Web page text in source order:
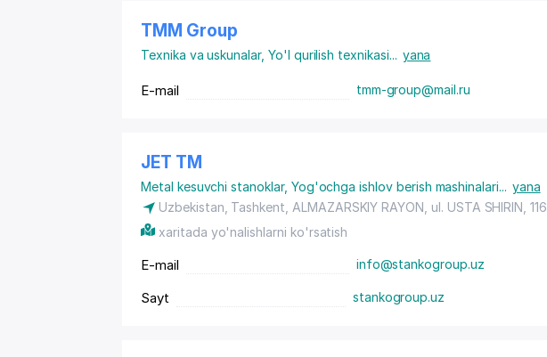
TMM Group
Texnika va uskunalar, Yo'l qurilish texnikasi... yana
E-mail tmm-group@mail.ru
JET ТМ
Metal kesuvchi stanoklar, Yog'ochga ishlov berish mashinalari... yana
Uzbekistan, Tashkent, ALMAZARSKIY RAYON , ul. USTA SHIRIN, 116
xaritada yo'nalishlarni ko'rsatish
E-mail info@stankogroup.uz
Sayt stankogroup.uz